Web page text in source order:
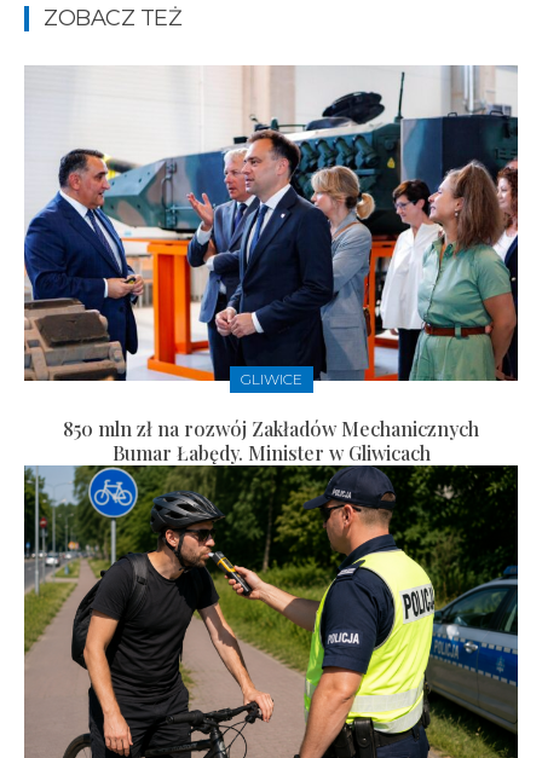
ZOBACZ TEŻ
GLIWICE
850 mln zł na rozwój Zakładów Mechanicznych
Bumar Łabędy. Minister w Gliwicach